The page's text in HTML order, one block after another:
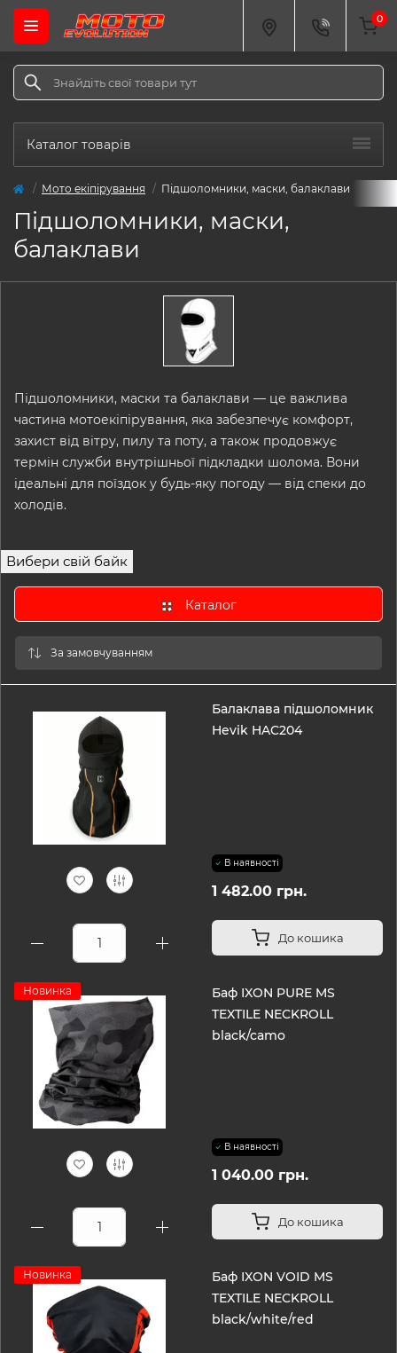
0
Каталог товарів
Мото екіпірування Підшоломники, маски, балаклави
Підшоломники, маски,
балаклави
Підшоломники, маски та балаклави — це важлива
частина мотоекіпірування, яка забезпечує комфорт,
захист від вітру, пилу та поту, а також продовжує
термін служби внутрішньої підкладки шолома. Вони
ідеальні для поїздок у будь-яку погоду — від спеки до
холодів.
Вибери свій байк
Каталог
Балаклава підшоломник
Hevik HAC204
В наявності
1 482.00 грн.
До кошика
Новинка
Баф IXON PURE MS
TEXTILE NECKROLL
black/camo
В наявності
1 040.00 грн.
До кошика
Новинка
Баф IXON VOID MS
TEXTILE NECKROLL
black/white/red